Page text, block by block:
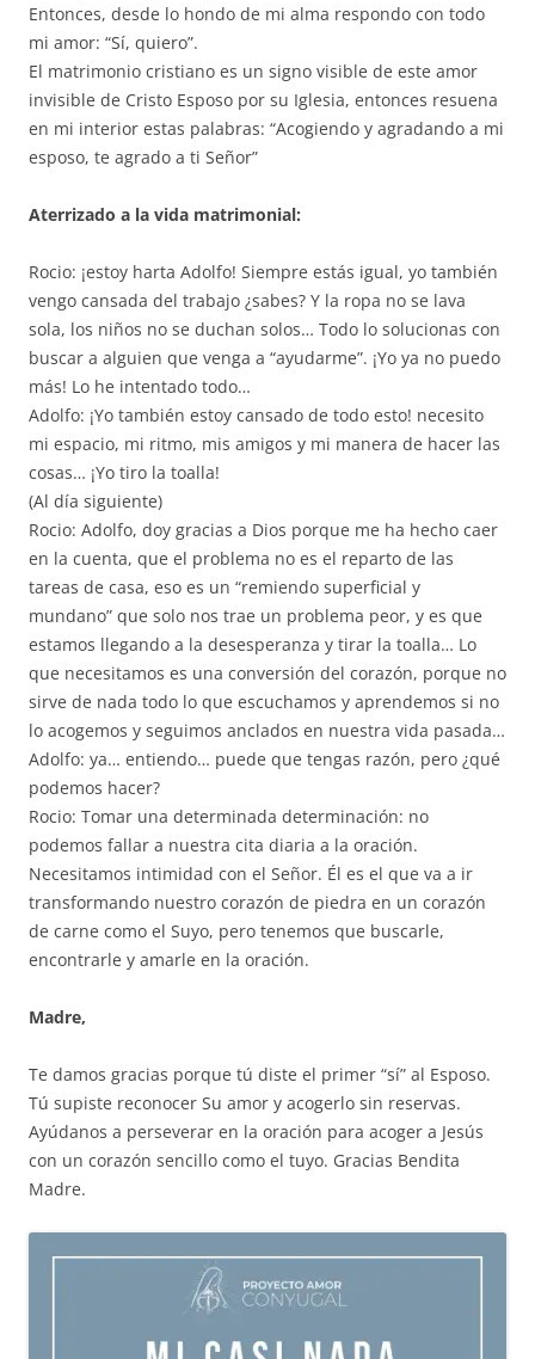
Entonces, desde lo hondo de mi alma respondo con todo
mi amor: “Sí, quiero”.
El matrimonio cristiano es un signo visible de este amor
invisible de Cristo Esposo por su Iglesia, entonces resuena
en mi interior estas palabras: “Acogiendo y agradando a mi
esposo, te agrado a ti Señor”
Aterrizado a la vida matrimonial:
Rocio: ¡estoy harta Adolfo! Siempre estás igual, yo también
vengo cansada del trabajo ¿sabes? Y la ropa no se lava
sola, los niños no se duchan solos… Todo lo solucionas con
buscar a alguien que venga a “ayudarme”. ¡Yo ya no puedo
más! Lo he intentado todo…
Adolfo: ¡Yo también estoy cansado de todo esto! necesito
mi espacio, mi ritmo, mis amigos y mi manera de hacer las
cosas… ¡Yo tiro la toalla!
(Al día siguiente)
Rocio: Adolfo, doy gracias a Dios porque me ha hecho caer
en la cuenta, que el problema no es el reparto de las
tareas de casa, eso es un “remiendo superficial y
mundano” que solo nos trae un problema peor, y es que
estamos llegando a la desesperanza y tirar la toalla… Lo
que necesitamos es una conversión del corazón, porque no
sirve de nada todo lo que escuchamos y aprendemos si no
lo acogemos y seguimos anclados en nuestra vida pasada…
Adolfo: ya… entiendo… puede que tengas razón, pero ¿qué
podemos hacer?
Rocio: Tomar una determinada determinación: no
podemos fallar a nuestra cita diaria a la oración.
Necesitamos intimidad con el Señor. Él es el que va a ir
transformando nuestro corazón de piedra en un corazón
de carne como el Suyo, pero tenemos que buscarle,
encontrarle y amarle en la oración.
Madre,
Te damos gracias porque tú diste el primer “sí” al Esposo.
Tú supiste reconocer Su amor y acogerlo sin reservas.
Ayúdanos a perseverar en la oración para acoger a Jesús
con un corazón sencillo como el tuyo. Gracias Bendita
Madre.